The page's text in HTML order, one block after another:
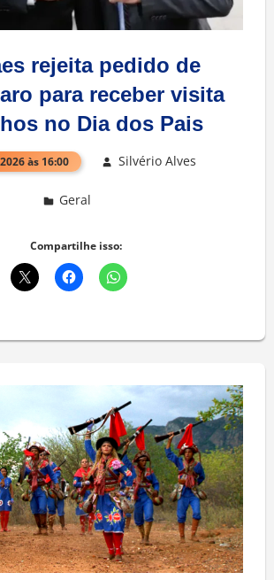
rejeita pedido de
para receber visita
no Dia dos Pais
às 16:00 Silvério Alves
Geral
Compartilhe isso: